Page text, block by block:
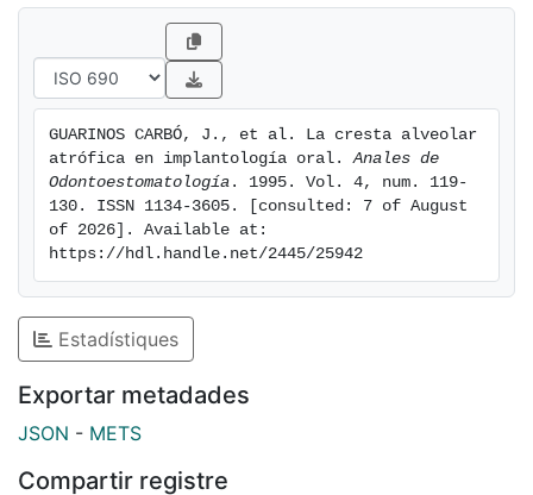
GUARINOS CARBÓ, J., et al. La cresta alveolar
atrófica en implantología oral. Anales de
Odontoestomatología . 1995. Vol. 4, num. 119-
130. ISSN 1134-3605. [consulted: 7 of August
of 2026]. Available at:
https://hdl.handle.net/2445/25942
Estadístiques
Exportar metadades
JSON - METS
Compartir registre